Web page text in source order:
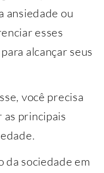
ansiedade ou
esses
alcançar seus
você precisa
principais
da sociedade em